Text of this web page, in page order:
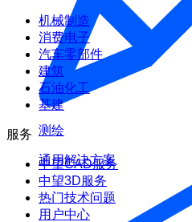
测绘
通用解决方案
机械制造
消费电子
汽车零部件
建筑
石油化工
基建
服务
中望CAD服务
中望3D服务
热门技术问题
用户中心